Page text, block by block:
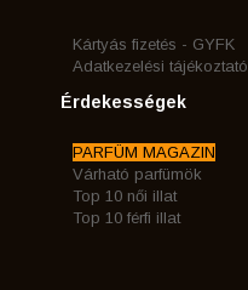
Kártyás fizetés - GYFK
Adatkezelési tájékoztató
Érdekességek
PARFÜM MAGAZIN
Várható parfümök
Top 10 női illat
Top 10 férfi illat